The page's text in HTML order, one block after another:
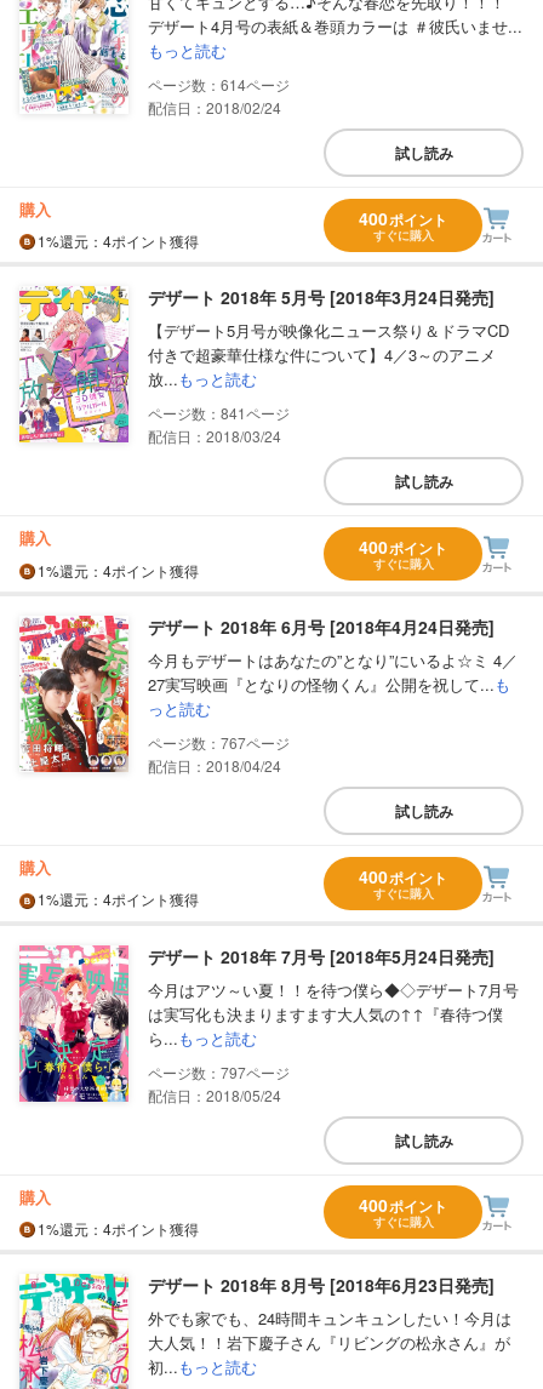
デザート4月号の表紙＆巻頭カラーは ＃彼氏いませ...
もっと読む
614
配信日：2018/02/24
試し読み
購入
1%還元 ：4ポイント獲得
400ポイント
すぐに購入
デザート 2018年 5月号 [2018年3月24日発売]
【デザート5月号が映像化ニュース祭り＆ドラマCD
付きで超豪華仕様な件について】4／3～のアニメ
放...もっと読む
841
配信日：2018/03/24
試し読み
購入
1%還元 ：4ポイント獲得
400ポイント
すぐに購入
デザート 2018年 6月号 [2018年4月24日発売]
今月もデザートはあなたの”となり”にいるよ☆ミ 4／
27実写映画『となりの怪物くん』公開を祝して...も
っと読む
767
配信日：2018/04/24
試し読み
購入
1%還元 ：4ポイント獲得
400ポイント
すぐに購入
デザート 2018年 7月号 [2018年5月24日発売]
今月はアツ～い夏！！を待つ僕ら◆◇デザート7月号
は実写化も決まりますます大人気の↑↑『春待つ僕
ら...もっと読む
797
配信日：2018/05/24
試し読み
購入
1%還元 ：4ポイント獲得
400ポイント
すぐに購入
デザート 2018年 8月号 [2018年6月23日発売]
外でも家でも、24時間キュンキュンしたい！今月は
大人気！！岩下慶子さん『リビングの松永さん』が
初...もっと読む